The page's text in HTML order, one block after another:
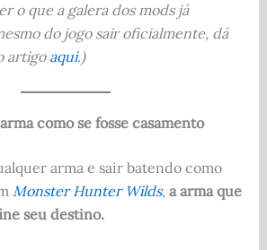
o que a galera dos mods já
do jogo sair oficialmente, dá
artigo aqui.)
como se fosse casamento
arma e sair batendo como
Monster Hunter Wilds, a arma que
seu destino.